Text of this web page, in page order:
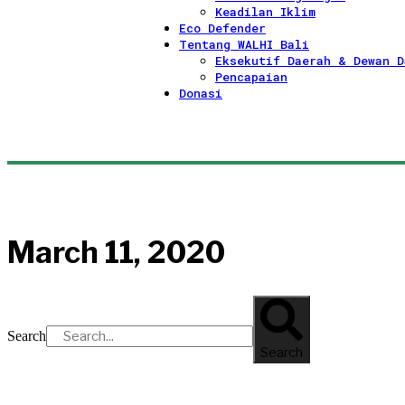
Keadilan Iklim
Eco Defender
Tentang WALHI Bali
Eksekutif Daerah & Dewan
Pencapaian
Donasi
March 11, 2020
Search
Search